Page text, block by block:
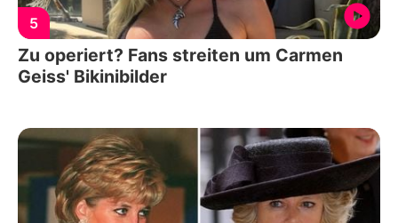
5
Zu operiert? Fans streiten um Carmen
Geiss' Bikinibilder